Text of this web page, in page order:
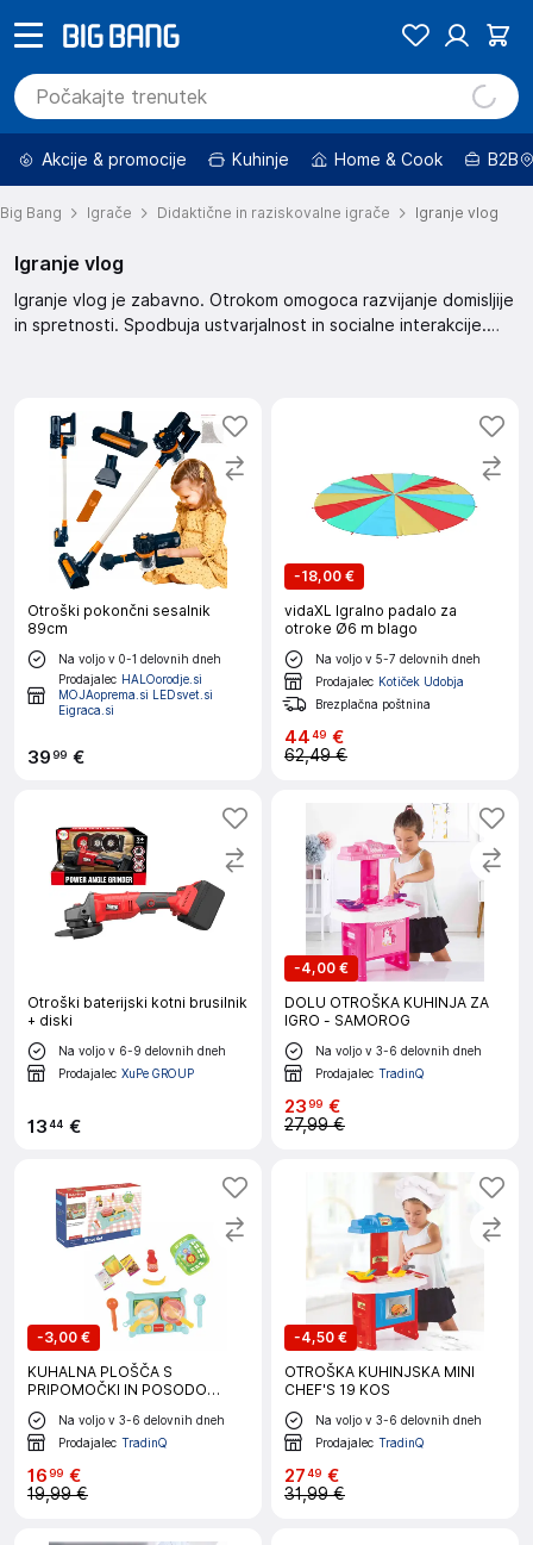
Akcije & promocije Kuhinje Home & Cook B2B
Big Bang Igrače Didaktične in raziskovalne igrače Igranje vlog
Igranje vlog
Igranje vlog je zabavno. Otrokom omogoca razvijanje domisljije
in spretnosti. Spodbuja ustvarjalnost in socialne interakcije.
Otroški pokončni sesalnik
89cm
Na voljo v 0-1 delovnih dneh
Prodajalec HALOorodje.si
MOJAoprema.si LEDsvet.si
Eigraca.si
3999 €
-18,00 €
vidaXL Igralno padalo za
otroke Ø6 m blago
Na voljo v 5-7 delovnih dneh
Prodajalec Kotiček Udobja
Brezplačna poštnina
4449 €
62,49 €
Otroški baterijski kotni brusilnik
+ diski
Na voljo v 6-9 delovnih dneh
Prodajalec XuPe GROUP
1344 €
-4,00 €
DOLU OTROŠKA KUHINJA ZA
IGRO - SAMOROG
Na voljo v 3-6 delovnih dneh
Prodajalec TradinQ
2399 €
27,99 €
-3,00 €
KUHALNA PLOŠČA S
PRIPOMOČKI IN POSODO
FISHER PRICE
Na voljo v 3-6 delovnih dneh
Prodajalec TradinQ
1699 €
19,99 €
-4,50 €
OTROŠKA KUHINJSKA MINI
CHEF'S 19 KOS
Na voljo v 3-6 delovnih dneh
Prodajalec TradinQ
2749 €
31,99 €